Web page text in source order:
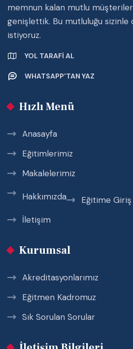
memnun kalan mutlu
genişlettik. Bu mutluluğu sizinle
istiyoruz.
YOL TARAFI AL
WHATSAPP'TAN YAZ
Hızlı Menü
Anasayfa
Eğitimlerimiz
Makalelerimiz
Hakkımızda
Eğitime Giriş
İletişim
Kurumsal
Akreditasyonlarımız
Eğitmen Kadromuz
Sık Sorulan Sorular